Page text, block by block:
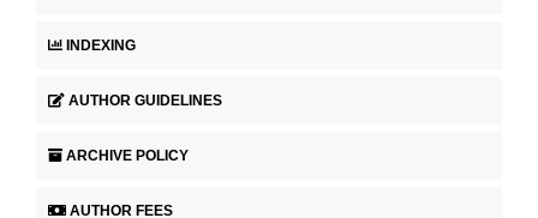
INDEXING
AUTHOR GUIDELINES
ARCHIVE POLICY
AUTHOR FEES